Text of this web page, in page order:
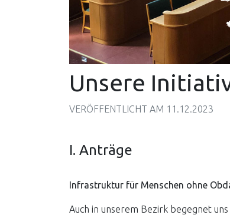
Unsere
VERÖFFENTLICHT AM 11.12.2023
I. Anträge
Infrastruktur für Menschen ohne
Auch in unserem Bezirk begegnet